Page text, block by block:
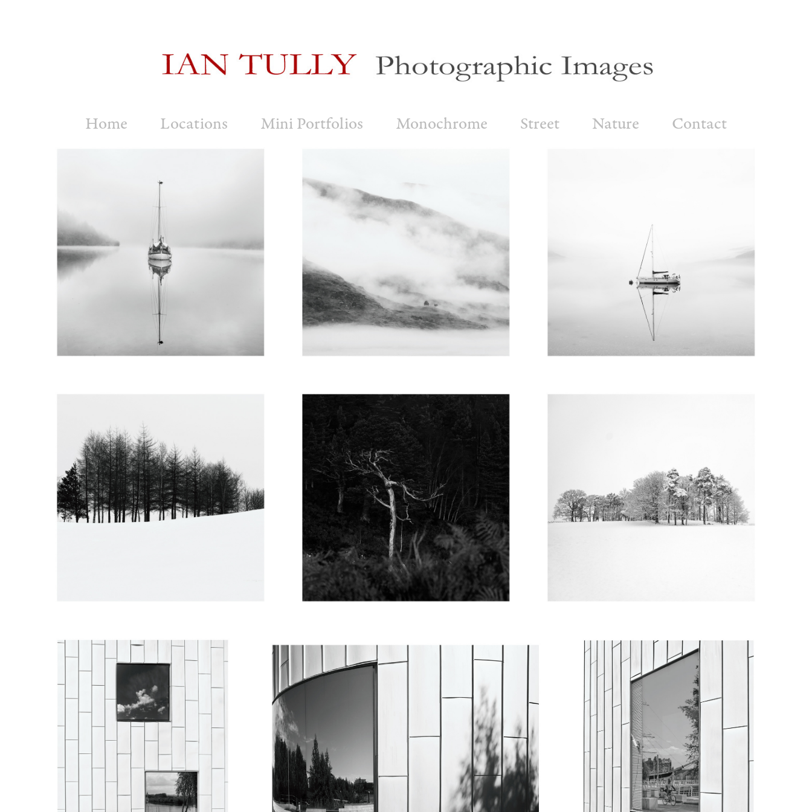
Home Locations Mini Portfolios Monochrome Street Nature Contact